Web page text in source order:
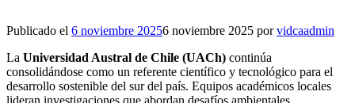
Publicado el 6 noviembre 20256 noviembre 2025 porvidcaadmin
La Universidad Austral de Chile (UACh) continúa
consolidándose como un referente científico y tecnológico para el
desarrollo sostenible del sur del país. Equipos académicos locales
lideran investigaciones que abordan desafíos ambientales,